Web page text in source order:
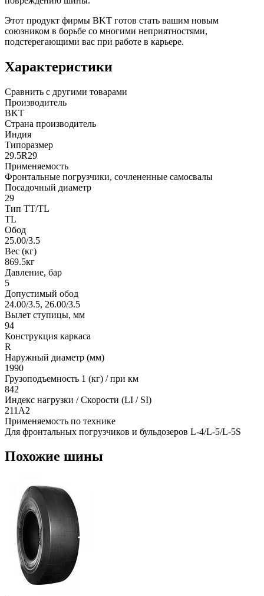
Этот продукт фирмы BKT готов стать вашим новым
союзником в борьбе со многими неприятностями,
подстерегающими вас при работе в карьере.
Характеристики
Сравнить с другими товарами
Производитель
BKT
Страна производитель
Индия
Типоразмер
29.5R29
Применяемость
Фронтальные погрузчики, сочлененные самосвалы
Посадочный диаметр
29
Тип TT/TL
TL
Обод
25.00/3.5
Вес (кг)
869.5кг
Давление, бар
5
Допустимый обод
24.00/3.5, 26.00/3.5
Вылет ступицы, мм
94
Конструкция каркаса
R
Наружный диаметр (мм)
1990
Грузоподъемность 1 (кг) / при км
842
Индекс нагрузки / Скорости (LI / SI)
211A2
Применяемость по технике
Для фронтальных погрузчиков и бульдозеров L-4/L-5/L-5S
Похожие шины